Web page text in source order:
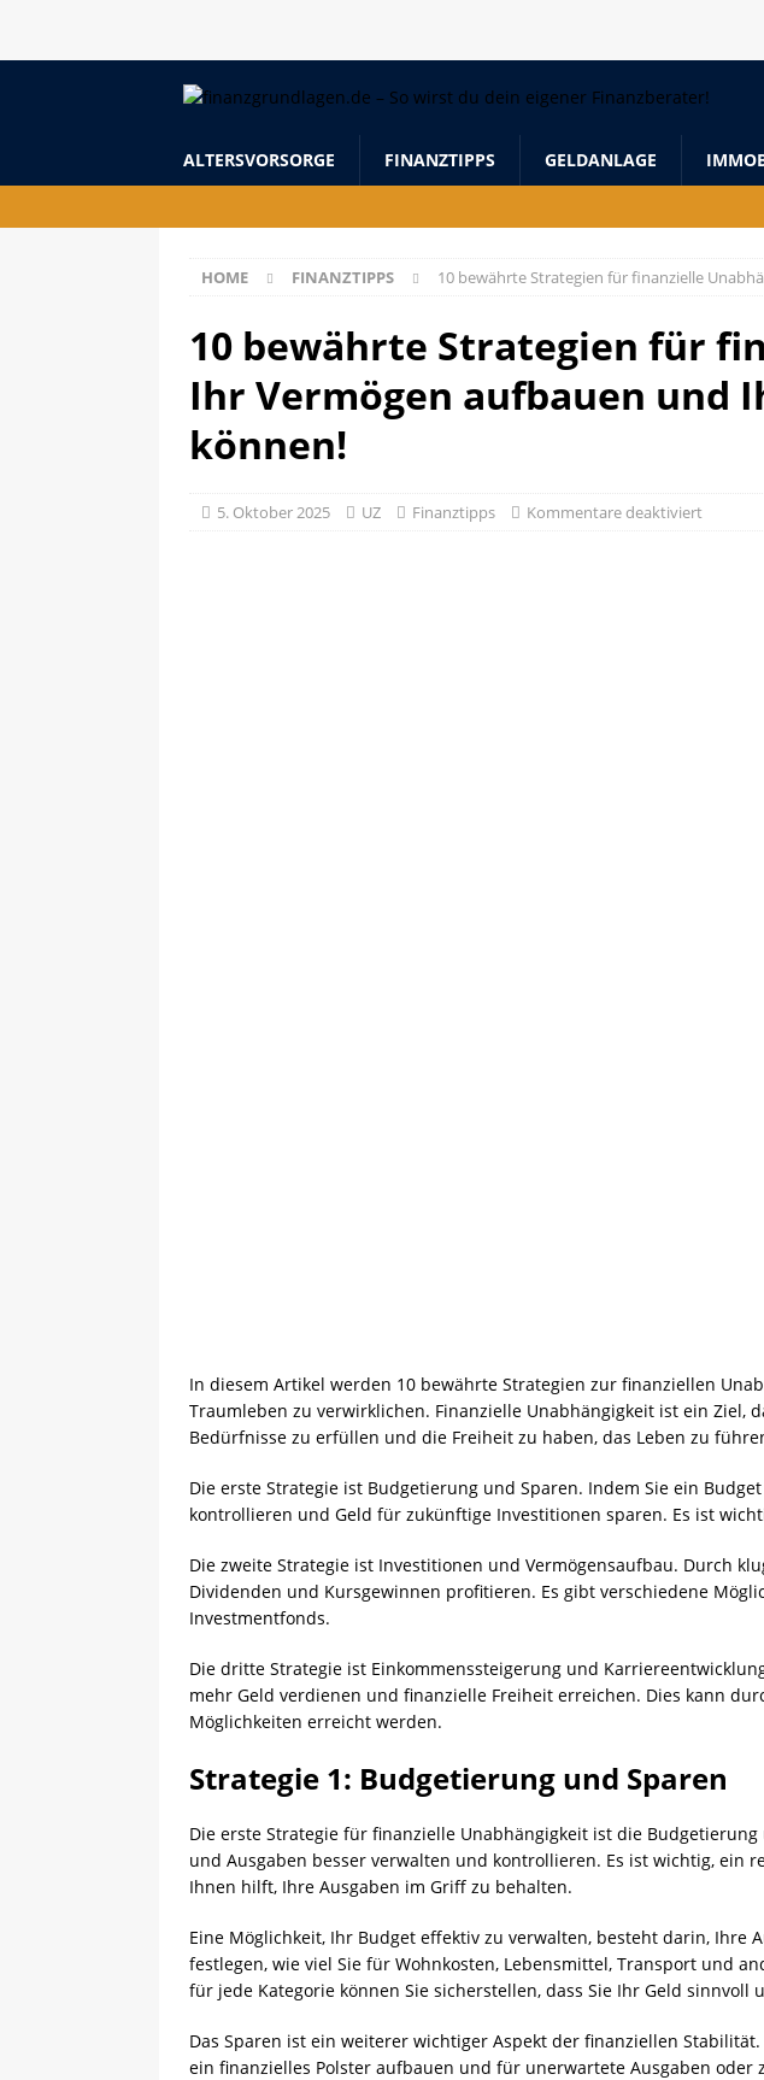
ALTERSVORSORGE FINANZTIPPS GELDANLAGE
HOME FINANZTIPPS 10 bewährte Strategien für finanzielle
10 bewährte Strategien für
Ihr Vermögen aufbauen und
können!
5. Oktober 2025 UZ Finanztipps Kommentare deaktiviert
In diesem Artikel werden 10 bewährte Strategien zur finanziellen
Traumleben zu verwirklichen. Finanzielle Unabhängigkeit ist ein Ziel,
Bedürfnisse zu erfüllen und die Freiheit zu haben, das Leben zu
Die erste Strategie ist Budgetierung und Sparen. Indem Sie ein
kontrollieren und Geld für zukünftige Investitionen sparen. Es ist
Die zweite Strategie ist Investitionen und Vermögensaufbau. Durch
Dividenden und Kursgewinnen profitieren. Es gibt verschiedene
Investmentfonds.
Die dritte Strategie ist Einkommenssteigerung und
mehr Geld verdienen und finanzielle Freiheit erreichen. Dies kann
Möglichkeiten erreicht werden.
Strategie 1: Budgetierung und Sparen
Die erste Strategie für finanzielle Unabhängigkeit ist die
und Ausgaben besser verwalten und kontrollieren. Es ist wichtig, ein
Ihnen hilft, Ihre Ausgaben im Griff zu behalten.
Eine Möglichkeit, Ihr Budget effektiv zu verwalten, besteht darin, Ihre
festlegen, wie viel Sie für Wohnkosten, Lebensmittel, Transport und
für jede Kategorie können Sie sicherstellen, dass Sie Ihr Geld
Das Sparen ist ein weiterer wichtiger Aspekt der finanziellen
ein finanzielles Polster aufbauen und für unerwartete Ausgaben